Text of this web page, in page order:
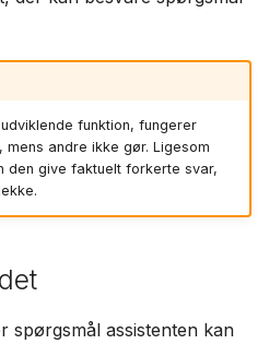
Suomi
Italiano
Українська
Hosting af medier på S3
hukommelsesforbrug
Gramps 5.2
funktion, fungerer
andre ikke gør. Ligesom
den give faktuelt forkerte svar,
spørgsmål assistenten kan